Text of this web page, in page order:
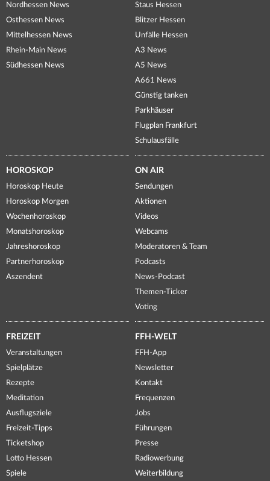
Nordhessen News
Osthessen News
Mittelhessen News
Rhein-Main News
Südhessen News
Staus Hessen
Blitzer Hessen
Unfälle Hessen
A3 News
A5 News
A661 News
Günstig tanken
Parkhäuser
Flugplan Frankfurt
Schulausfälle
HOROSKOP
Horoskop Heute
Horoskop Morgen
Wochenhoroskop
Monatshoroskop
Jahreshoroskop
Partnerhoroskop
Aszendent
ON AIR
Sendungen
Aktionen
Videos
Webcams
Moderatoren & Team
Podcasts
News-Podcast
Themen-Ticker
Voting
FREIZEIT
Veranstaltungen
Spielplätze
Rezepte
Meditation
Ausflugsziele
Freizeit-Tipps
Ticketshop
Lotto Hessen
Spiele
FFH-WELT
FFH-App
Newsletter
Kontakt
Frequenzen
Jobs
Führungen
Presse
Radiowerbung
Weiterbildung